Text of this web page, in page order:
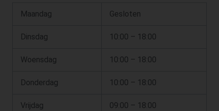
Maandag Gesloten
Dinsdag 10:00 – 18:00
Woensdag 10:00 – 18:00
Donderdag 10:00 – 18:00
Vrijdag 09:00 – 18:00